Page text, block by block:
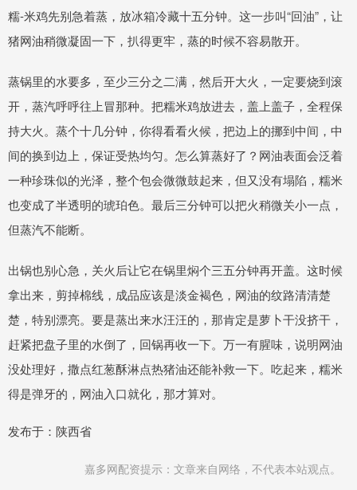
糯-米鸡先别急着蒸，放冰箱冷藏十五分钟。这一步叫“回油”，让
猪网油稍微凝固一下，扒得更牢，蒸的时候不容易散开。
蒸锅里的水要多，至少三分之二满，然后开大火，一定要烧到滚
开，蒸汽呼呼往上冒那种。把糯米鸡放进去，盖上盖子，全程保
持大火。蒸个十几分钟，你得看看火候，把边上的挪到中间，中
间的换到边上，保证受热均匀。怎么算蒸好了？网油表面会泛着
一种珍珠似的光泽，整个包会微微鼓起来，但又没有塌陷，糯米
也变成了半透明的琥珀色。最后三分钟可以把火稍微关小一点，
但蒸汽不能断。
出锅也别心急，关火后让它在锅里焖个三五分钟再开盖。这时候
拿出来，剪掉棉线，成品应该是淡金褐色，网油的纹路清清楚
楚，特别漂亮。要是蒸出来水汪汪的，那肯定是萝卜干没挤干，
赶紧把盘子里的水倒了，回锅再收一下。万一有腥味，说明网油
没处理好，撒点红葱酥淋点热猪油还能补救一下。吃起来，糯米
得是弹牙的，网油入口就化，那才算对。
发布于：陕西省
嘉多网配资提示：文章来自网络，不代表本站观点。